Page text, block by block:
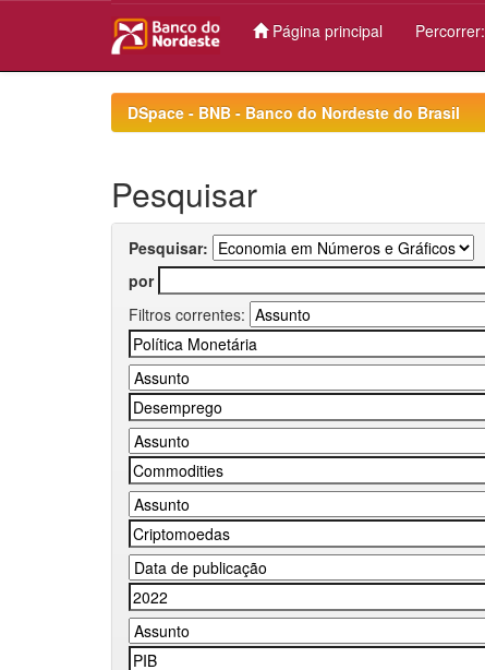
Página principal Percorrer:
DSpace - BNB - Banco do Nordeste do Brasil
Pesquisar
Pesquisar:
por
Filtros correntes: